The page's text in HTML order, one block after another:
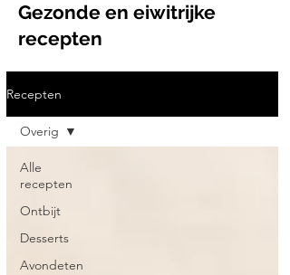
Gezonde en eiwitrijke
recepten
Recepten
Alle
recepten
Ontbijt
Desserts
Avondeten
Overig